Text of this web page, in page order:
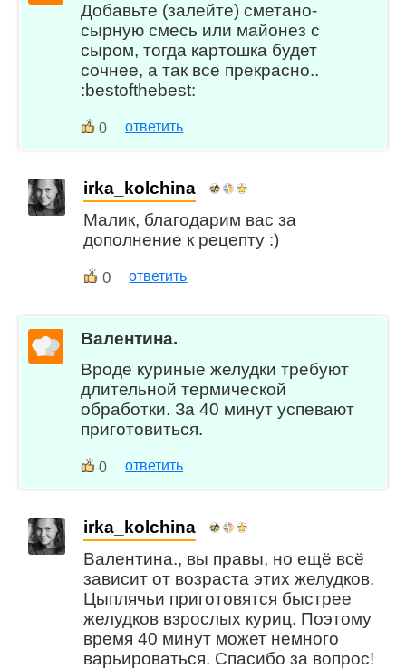
Добавьте (залейте) сметано-
сырную смесь или майонез с
сыром, тогда картошка будет
сочнее, а так все прекрасно..
:bestofthebest:
0 ответить
irka_kolchina
Малик, благодарим вас за
дополнение к рецепту :)
0 ответить
Валентина.
Вроде куриные желудки требуют
длительной термической
обработки. За 40 минут успевают
приготовиться.
0 ответить
irka_kolchina
Валентина., вы правы, но ещё всё
зависит от возраста этих желудков.
Цыплячьи приготовятся быстрее
желудков взрослых куриц. Поэтому
время 40 минут может немного
варьироваться. Спасибо за вопрос!